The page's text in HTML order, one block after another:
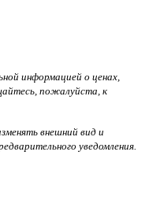
информацией о ценах,
пожалуйста, к
внешний вид и
уведомления.